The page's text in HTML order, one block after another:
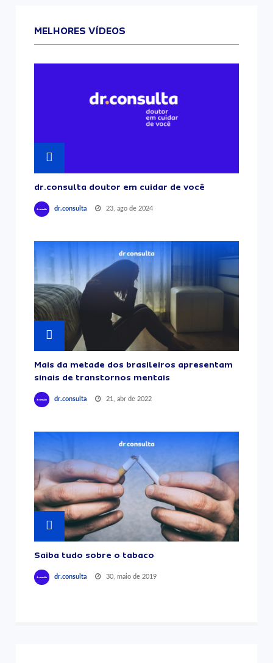
MELHORES VÍDEOS
dr.consulta doutor em cuidar de você
dr.consulta 23, ago de 2024
Mais da metade dos brasileiros apresentam
sinais de transtornos mentais
dr.consulta 21, abr de 2022
Saiba tudo sobre o tabaco
dr.consulta 30, maio de 2019